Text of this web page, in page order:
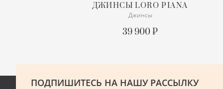
СОСТОЯНИЕ
ДЖИНСЫLORO PIANA
Джинсы
39 900 ₽
ПОДПИШИТЕСЬ НА НАШУ РАССЫЛКУ